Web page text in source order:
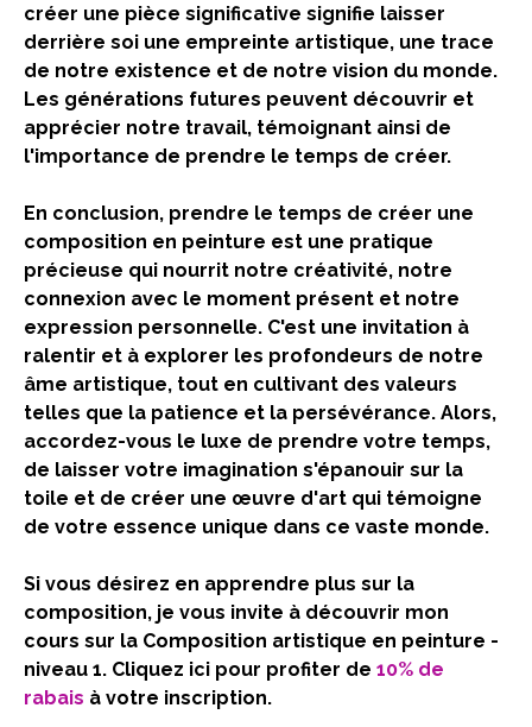
créer une pièce significative signifie laisser
derrière soi une empreinte artistique, une trace
de notre existence et de notre vision du monde.
Les générations futures peuvent découvrir et
apprécier notre travail, témoignant ainsi de
l'importance de prendre le temps de créer.
En conclusion, prendre le temps de créer une
composition en peinture est une pratique
précieuse qui nourrit notre créativité, notre
connexion avec le moment présent et notre
expression personnelle. C'est une invitation à
ralentir et à explorer les profondeurs de notre
âme artistique, tout en cultivant des valeurs
telles que la patience et la persévérance. Alors,
accordez-vous le luxe de prendre votre temps,
de laisser votre imagination s'épanouir sur la
toile et de créer une œuvre d'art qui témoigne
de votre essence unique dans ce vaste monde.
Si vous désirez en apprendre plus sur la
composition, je vous invite à découvrir mon
cours sur la Composition artistique en peinture -
niveau 1. Cliquez ici pour profiter de 10% de
rabais à votre inscription.